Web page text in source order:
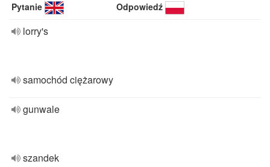
Pytanie Odpowiedź
lorry's
samochód ciężarowy
gunwale
szandek